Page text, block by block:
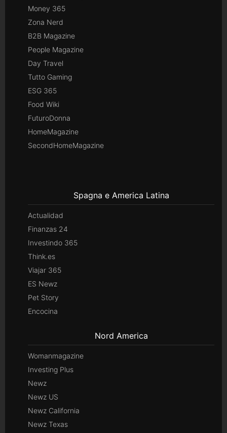
Money 365
Zona Nerd
B2B Magazine
People Magazine
Day Travel
Tutto Gaming
ESG 365
Food Wiki
FuturoDonna
HomeMagazine
SecondHomeMagazine
Spagna e America Latina
Actualidad
Finanzas 24
Investindo 365
Think.es
Viajar 365
ES Newz
Pet Story
Encocina
Nord America
Womanmagazine
Investing Plus
Newz
Newz US
Newz California
Newz Texas